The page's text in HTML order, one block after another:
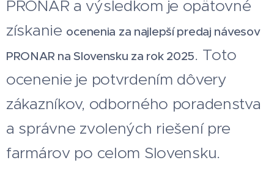
PRONAR a výsledkom je opätovné
získanie ocenenia za najlepší predaj návesov
PRONAR na Slovensku za rok 2025. Toto
ocenenie je potvrdením dôvery
zákazníkov, odborného poradenstva
a správne zvolených riešení pre
farmárov po celom Slovensku.